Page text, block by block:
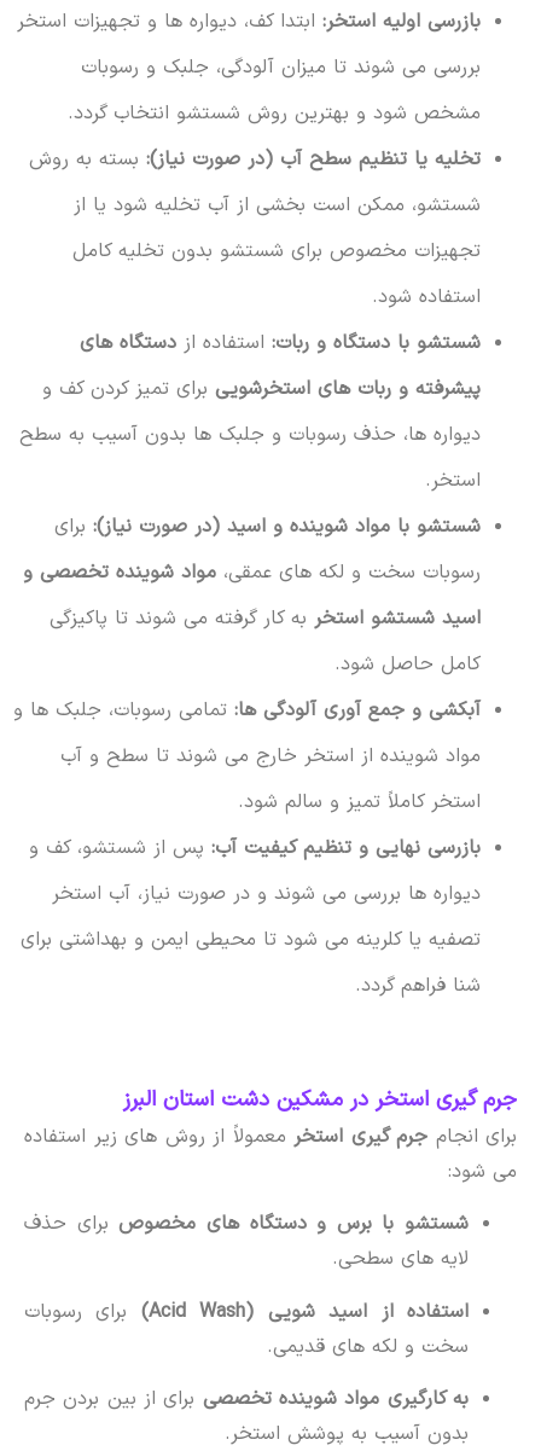
بازرسی اولیه استخر:ابتدا کف، دیواره ها و تجهیزات استخر
بررسی می شوند تا میزان آلودگی، جلبک و رسوبات
مشخص شود و بهترین روش شستشو انتخاب گردد.
تخلیه یا تنظیم سطح آب (در صورت نیاز):بسته به روش
شستشو، ممکن است بخشی از آب تخلیه شود یا از
تجهیزات مخصوص برای شستشو بدون تخلیه کامل
استفاده شود.
شستشو با دستگاه و ربات:استفاده از دستگاه های
پیشرفته و ربات های استخرشوییبرای تمیز کردن کف و
دیواره ها، حذف رسوبات و جلبک ها بدون آسیب به سطح
استخر.
شستشو با مواد شوینده و اسید (در صورت نیاز):برای
رسوبات سخت و لکه های عمقی، مواد شوینده تخصصی و
اسید شستشو استخربه کار گرفته می شوند تا پاکیزگی
کامل حاصل شود.
آبکشی و جمع آوری آلودگی ها:تمامی رسوبات، جلبک ها و
مواد شوینده از استخر خارج می شوند تا سطح و آب
استخر کاملاً تمیز و سالم شود.
بازرسی نهایی و تنظیم کیفیت آب:پس از شستشو، کف و
دیواره ها بررسی می شوند و در صورت نیاز، آب استخر
تصفیه یا کلرینه می شود تا محیطی ایمن و بهداشتی برای
شنا فراهم گردد.
جرم گیری استخر در مشکین دشت استان البرز
برای انجام جرم گیری استخرمعمولاً از روش های زیر استفاده
می شود:
شستشو با برس و دستگاه های مخصوصبرای حذف
لایه های سطحی.
استفاده از اسید شویی (Acid Wash)
برای رسوبات
سخت و لکه های قدیمی.
به کارگیری مواد شوینده تخصصیبرای از بین بردن جرم
بدون آسیب به پوشش استخر.